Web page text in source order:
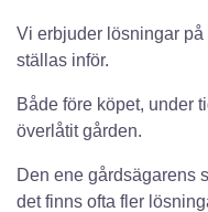
Vi erbjuder lösningar
ställas inför.
Både före köpet, under
överlåtit gården.
Den ene gårdsägarens
det finns ofta fler